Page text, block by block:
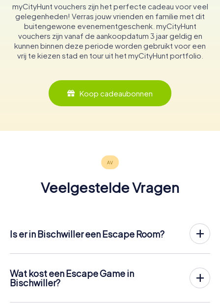
myCityHunt vouchers zijn het perfecte cadeau voor veel
gelegenheden! Verras jouw vrienden en familie met dit
buitengewone evenementgeschenk. myCityHunt
vouchers zijn vanaf de aankoopdatum 3 jaar geldig en
kunnen binnen deze periode worden gebruikt voor een
vrij te kiezen stad en tour uit het myCityHunt portfolio.
Koop cadeaubonnen
Veelgestelde Vragen
Is er in Bischwiller een Escape Room?
Het is nu mogelijk om in Bischwiller een Escape Game in
de buitenlucht te spelen!
In tegenstelling tot een klassieke Escape Room, waar
spelers in een kleine kamer worden opgesloten, vindt de
Escape Game van myCityHunt in Bischwiller plaats in de
Wat kost een Escape Game in
Bischwiller?
tussen de € 90 en € 150 voor 2 tot 6 personen.